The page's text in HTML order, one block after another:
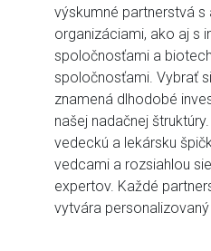
výskumné partnerstvá
organizáciami, ako aj s
spoločnosťami a
spoločnosťami. Vybrať
znamená dlhodobé
našej nadačnej
vedeckú a lekársku
vedcami a rozsiahlou
expertov. Každé
vytvára